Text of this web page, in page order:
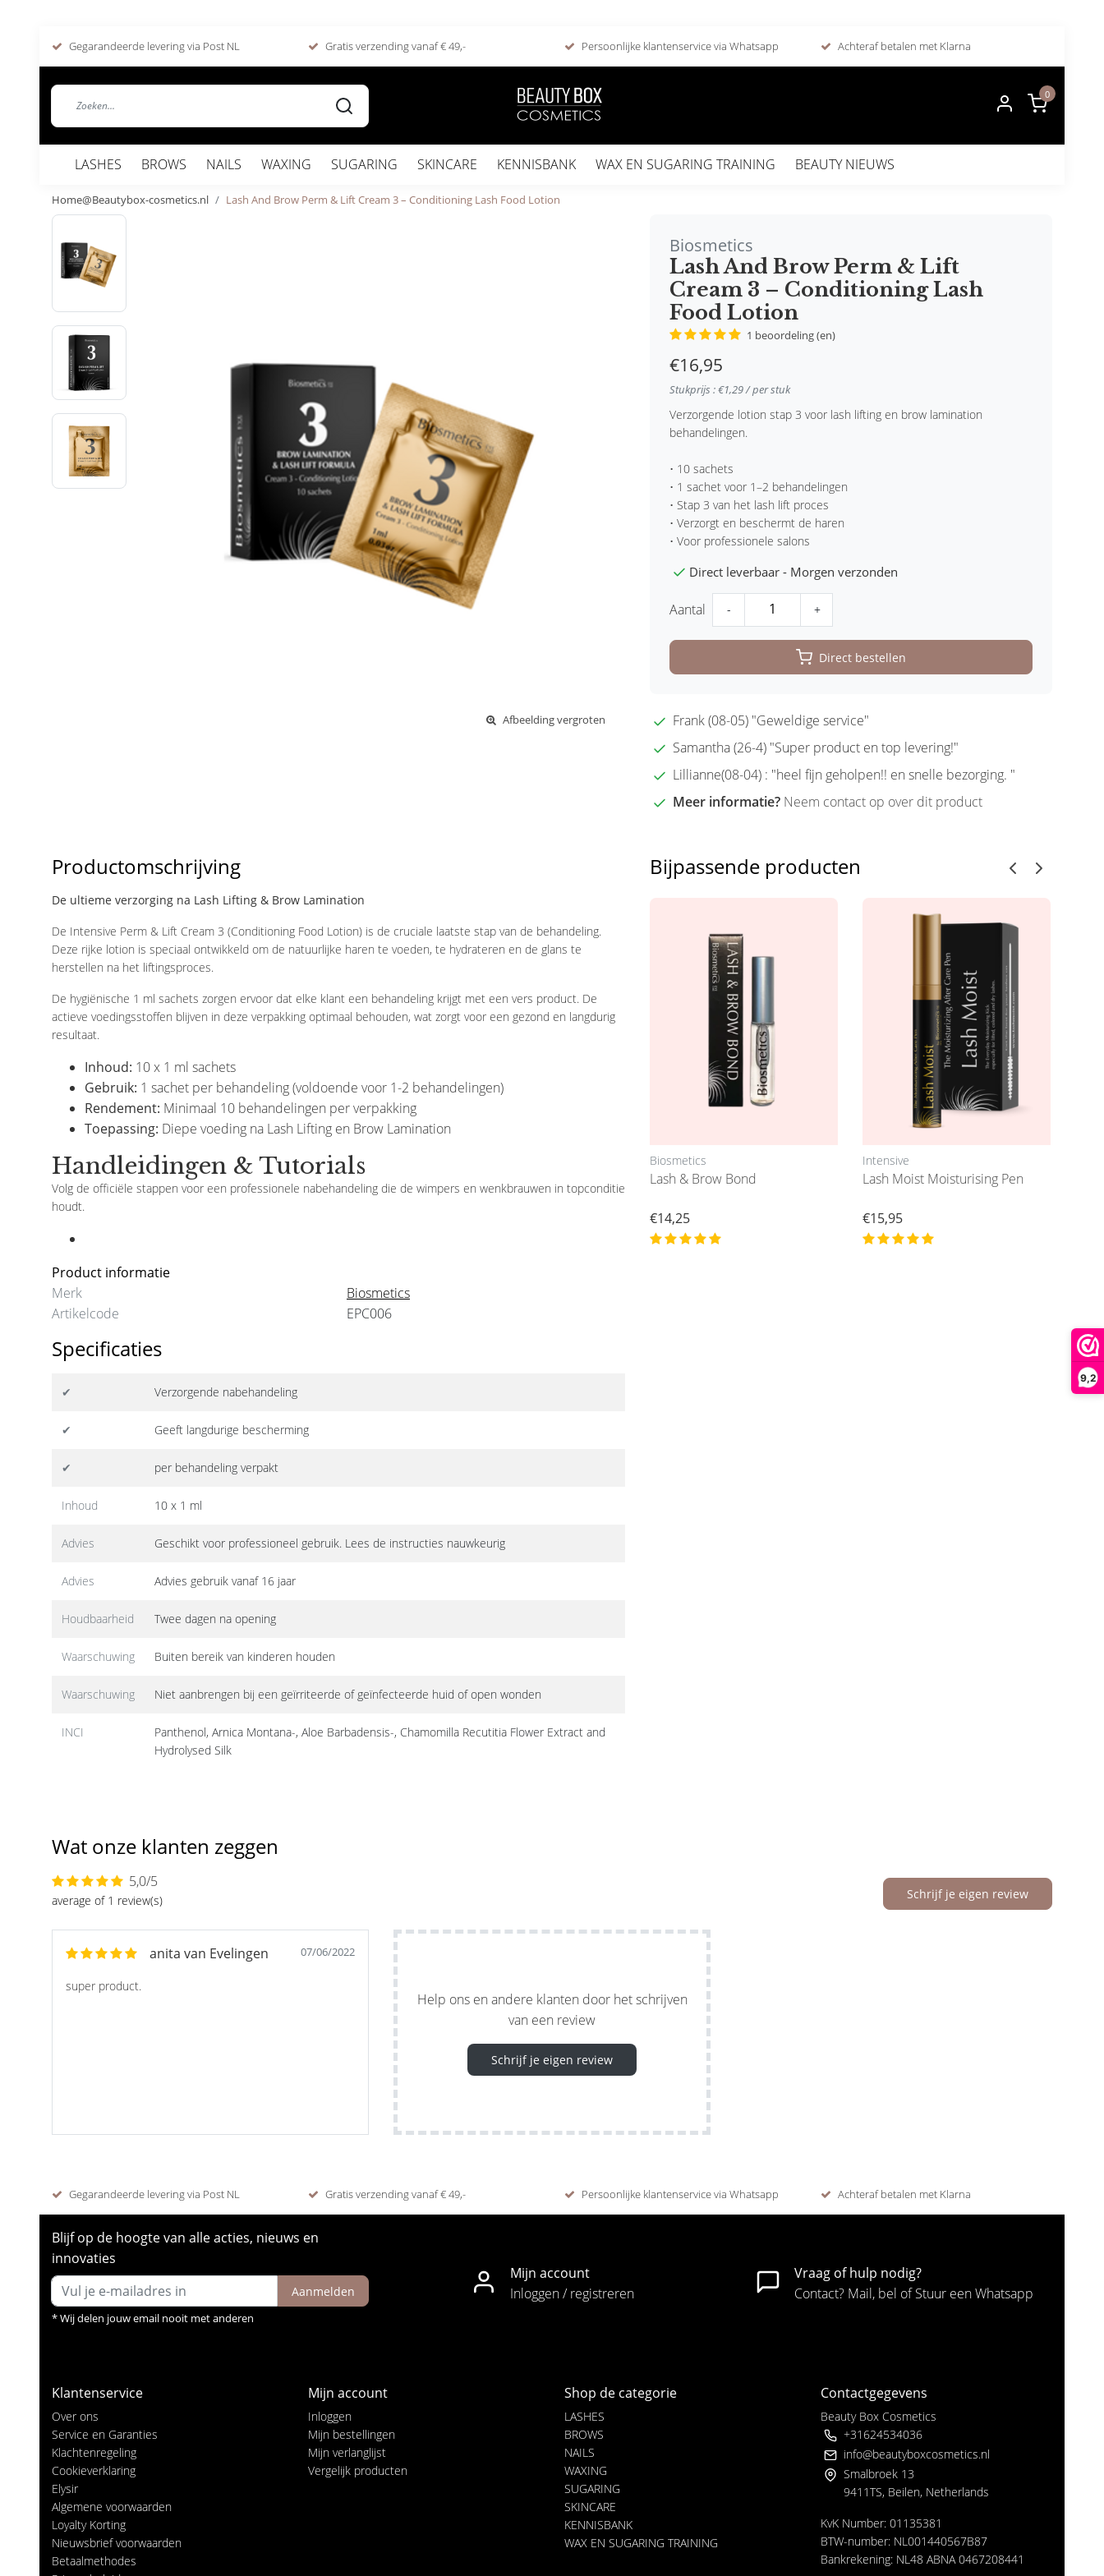
9,2
Gegarandeerde levering via Post NL Gratis verzending vanaf € 49,- Persoonlijke klantenservice via Whatsapp Achteraf betalen met Klarna
0
LASHES BROWS NAILS WAXING SUGARING SKINCARE KENNISBANK WAX EN SUGARING TRAINING BEAUTY NIEUWS
Home@Beautybox-cosmetics.nl Lash And Brow Perm & Lift Cream 3 – Conditioning Lash Food Lotion
Afbeelding vergroten
Biosmetics
Lash And Brow Perm & Lift
Cream 3 – Conditioning Lash
Food Lotion
1 beoordeling (en)
€16,95
Stukprijs : €1,29 / per stuk
Verzorgende lotion stap 3 voor lash lifting en brow lamination
behandelingen.
• 10 sachets
• 1 sachet voor 1–2 behandelingen
• Stap 3 van het lash lift proces
• Verzorgt en beschermt de haren
• Voor professionele salons
Direct leverbaar - Morgen verzonden
Aantal - +
Direct bestellen
Frank (08-05) "Geweldige service"
Samantha (26-4) "Super product en top levering!"
Lillianne(08-04) : "heel fijn geholpen!! en snelle bezorging. "
Meer informatie? Neem contact op over dit product
Productomschrijving
De ultieme verzorging na Lash Lifting & Brow Lamination
De Intensive Perm & Lift Cream 3 (Conditioning Food Lotion) is de cruciale laatste stap van de behandeling.
Deze rijke lotion is speciaal ontwikkeld om de natuurlijke haren te voeden, te hydrateren en de glans te
herstellen na het liftingsproces.
De hygiënische 1 ml sachets zorgen ervoor dat elke klant een behandeling krijgt met een vers product. De
actieve voedingsstoffen blijven in deze verpakking optimaal behouden, wat zorgt voor een gezond en langdurig
resultaat.
Inhoud: 10 x 1 ml sachets
Gebruik: 1 sachet per behandeling (voldoende voor 1-2 behandelingen)
Rendement: Minimaal 10 behandelingen per verpakking
Toepassing: Diepe voeding na Lash Lifting en Brow Lamination
Handleidingen & Tutorials
Volg de officiële stappen voor een professionele nabehandeling die de wimpers en wenkbrauwen in topconditie
houdt.
Product informatie
Merk
Biosmetics
Artikelcode
EPC006
Specificaties
✔ Verzorgende nabehandeling
✔ Geeft langdurige bescherming
✔ per behandeling verpakt
Inhoud 10 x 1 ml
Advies Geschikt voor professioneel gebruik. Lees de instructies nauwkeurig
Advies Advies gebruik vanaf 16 jaar
Houdbaarheid Twee dagen na opening
Waarschuwing Buiten bereik van kinderen houden
Waarschuwing Niet aanbrengen bij een geïrriteerde of geïnfecteerde huid of open wonden
INCI
Panthenol, Arnica Montana-, Aloe Barbadensis-, Chamomilla Recutitia Flower Extract and
Hydrolysed Silk
Bijpassende producten
Intensive
Perm & Lift Cream 1 – Waving
Biosmetics
Perm & Lift Cream 2 –
Neutralizer
Biosmetics
Lash & Brow Bond
€14,25
Intensive
Lash Moist Moisturising Pen
€15,95
Wat onze klanten zeggen
5,0/5
average of 1 review(s) Schrijf je eigen review
anita van Evelingen 07/06/2022
super product.
Help ons en andere klanten door het schrijven
van een review
Schrijf je eigen review
Gegarandeerde levering via Post NL Gratis verzending vanaf € 49,- Persoonlijke klantenservice via Whatsapp Achteraf betalen met Klarna
Blijf op de hoogte van alle acties, nieuws en
innovaties
Aanmelden
* Wij delen jouw email nooit met anderen
Mijn account
Inloggen / registreren
Vraag of hulp nodig?
Contact? Mail, bel of Stuur een Whatsapp
Klantenservice
Over ons
Service en Garanties
Klachtenregeling
Cookieverklaring
Elysir
Algemene voorwaarden
Loyalty Korting
Nieuwsbrief voorwaarden
Betaalmethodes
Mijn account
Inloggen
Mijn bestellingen
Mijn verlanglijst
Vergelijk producten
Shop de categorie
LASHES
BROWS
NAILS
WAXING
SUGARING
SKINCARE
KENNISBANK
WAX EN SUGARING TRAINING
Contactgegevens
Beauty Box Cosmetics
+31624534036
info@beautyboxcosmetics.nl
Smalbroek 13
9411TS, Beilen, Netherlands
KvK Number: 01135381
BTW-number: NL001440567B87
Bankrekening: NL48 ABNA 0467208441